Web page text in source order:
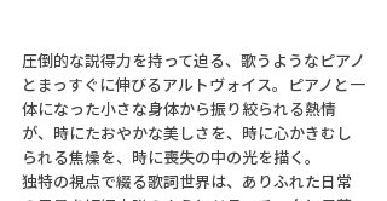
圧倒的な説得力を持って迫る、歌うようなピアノ
とまっすぐに伸びるアルトヴォイス。ピアノと一
体になった小さな身体から振り絞られる熱情
が、時にたおやかな美しさを、時に心かきむし
られる焦燥を、時に喪失の中の光を描く。
独特の視点で綴る歌詞世界は、ありふれた日常